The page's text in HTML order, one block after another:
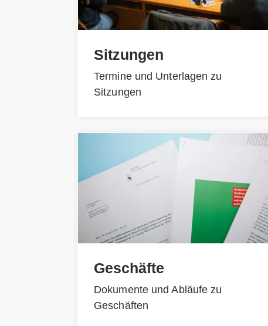
Sitzungen
Termine und Unterlagen zu
Sitzungen
Geschäfte
Dokumente und Abläufe zu
Geschäften